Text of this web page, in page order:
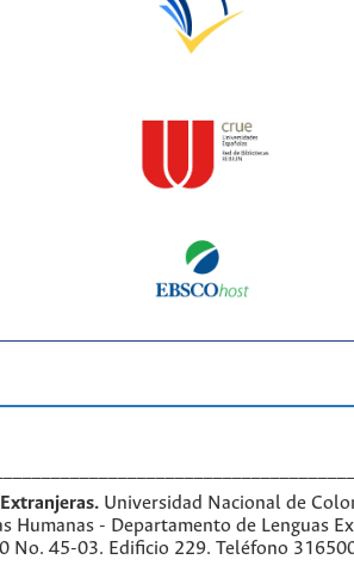
Universidad Nacional de
Humanas - Departamento de Lenguas
No. 45-03. Edificio 229. Teléfono